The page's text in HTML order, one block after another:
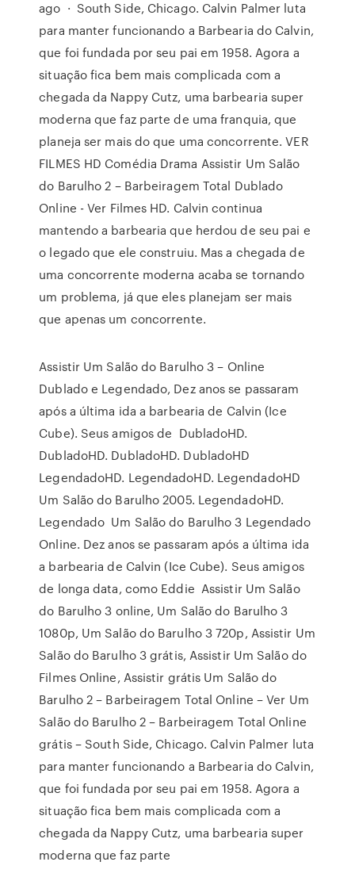
ago · South Side, Chicago. Calvin Palmer luta
para manter funcionando a Barbearia do Calvin,
que foi fundada por seu pai em 1958. Agora a
situação fica bem mais complicada com a
chegada da Nappy Cutz, uma barbearia super
moderna que faz parte de uma franquia, que
planeja ser mais do que uma concorrente. VER
FILMES HD Comédia Drama Assistir Um Salão
do Barulho 2 – Barbeiragem Total Dublado
Online - Ver Filmes HD. Calvin continua
mantendo a barbearia que herdou de seu pai e
o legado que ele construiu. Mas a chegada de
uma concorrente moderna acaba se tornando
um problema, já que eles planejam ser mais
que apenas um concorrente.
Assistir Um Salão do Barulho 3 – Online
Dublado e Legendado, Dez anos se passaram
após a última ida a barbearia de Calvin (Ice
Cube). Seus amigos de DubladoHD.
DubladoHD. DubladoHD. DubladoHD
LegendadoHD. LegendadoHD. LegendadoHD
Um Salão do Barulho 2005. LegendadoHD.
Legendado Um Salão do Barulho 3 Legendado
Online. Dez anos se passaram após a última ida
a barbearia de Calvin (Ice Cube). Seus amigos
de longa data, como Eddie Assistir Um Salão
do Barulho 3 online, Um Salão do Barulho 3
1080p, Um Salão do Barulho 3 720p, Assistir Um
Salão do Barulho 3 grátis, Assistir Um Salão do
Filmes Online, Assistir grátis Um Salão do
Barulho 2 – Barbeiragem Total Online – Ver Um
Salão do Barulho 2 – Barbeiragem Total Online
grátis – South Side, Chicago. Calvin Palmer luta
para manter funcionando a Barbearia do Calvin,
que foi fundada por seu pai em 1958. Agora a
situação fica bem mais complicada com a
chegada da Nappy Cutz, uma barbearia super
moderna que faz parte